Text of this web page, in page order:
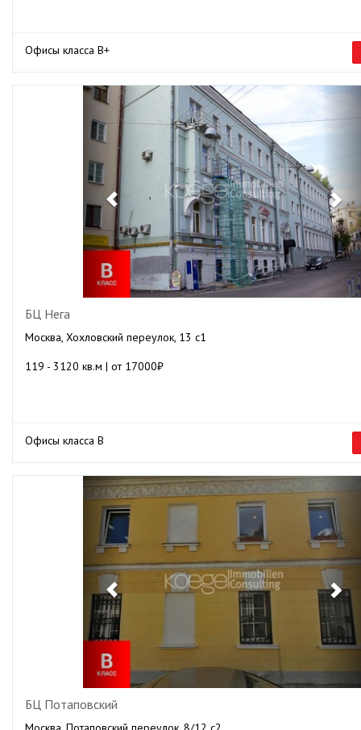
Офисы класса B+
Previous
БЦ Нега
Москва, Хохловский переулок, 13 с1
119 - 3120 кв.м | от 17000₽
Офисы класса B
Previous
БЦ Потаповский